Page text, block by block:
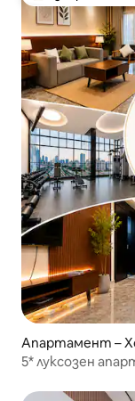
Апартамент –
5* луксозен